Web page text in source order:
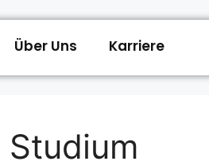
Über Uns Karriere